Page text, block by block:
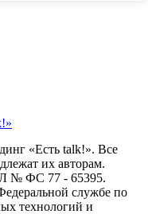
«Есть talk!». Все
их авторам.
№ ФС 77 - 65395.
службе по
технологий и